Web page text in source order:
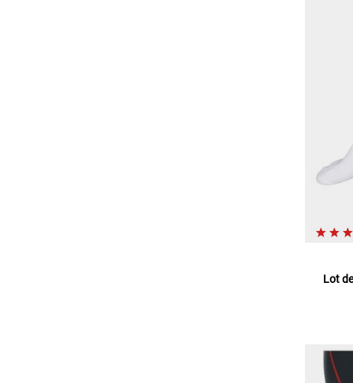
Lot